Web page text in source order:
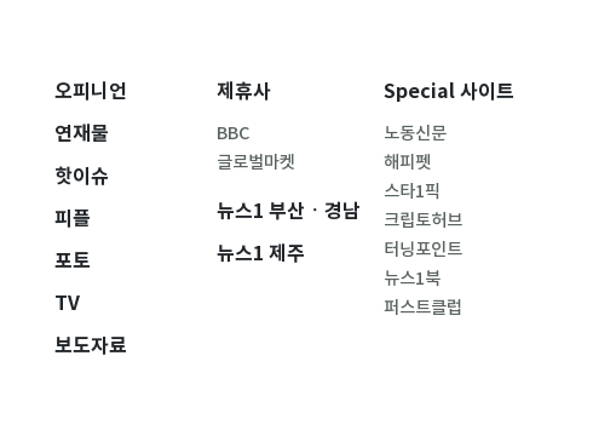
오피니언
연재물
핫이슈
피플
포토
TV
보도자료
제휴사
BBC
글로벌마켓
뉴스1 부산ㆍ경남
뉴스1 제주
Special 사이트
노동신문
해피펫
스타1픽
크립토허브
터닝포인트
뉴스1북
퍼스트클럽